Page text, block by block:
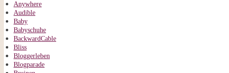
Anywhere
Audible
Baby
Babyschuhe
BackwardCable
Bliss
Bloggerleben
Blogparade